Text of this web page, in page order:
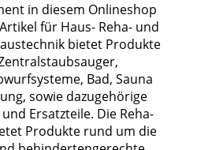
in diesem Onlineshop
für Haus- Reha- und
bietet Produkte
Bad, Sauna
sowie dazugehörige
Ersatzteile. Die Reha-
Produkte rund um die